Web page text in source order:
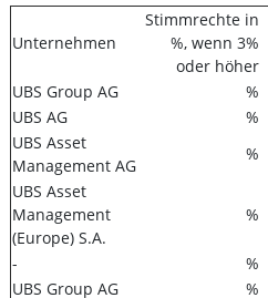
Unternehmen
Stimmrechte in
%, wenn 3%
oder höher
UBS Group AG
%
UBS AG
%
UBS Asset
Management AG
%
UBS Asset
Management
(Europe) S.A.
%
- %
UBS Group AG
%